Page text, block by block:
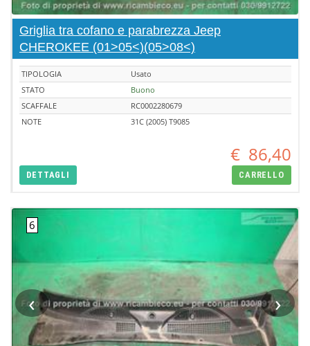
Griglia tra cofano e parabrezza Jeep
CHEROKEE (01>05<)(05>08<)
TIPOLOGIA
Usato
STATO
Buono
SCAFFALE
RC0002280679
NOTE
31C (2005) T9085
€ 86,40
DETTAGLI CARRELLO
‹ ›